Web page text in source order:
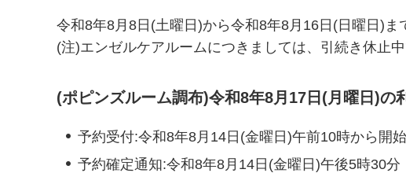
令和8年8月8日(土曜日)から令和8年8月16日(日曜日)ま
(注)エンゼルケアルームにつきましては、引続き休止
(ポピンズルーム調布)令和8年8月17日(月曜日)の
予約受付:令和8年8月14日(金曜日)午前10時から開始
予約確定通知:令和8年8月14日(金曜日)午後5時30分